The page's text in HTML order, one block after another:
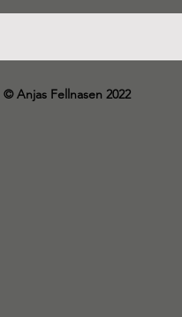
© Anjas Fellnasen 2022